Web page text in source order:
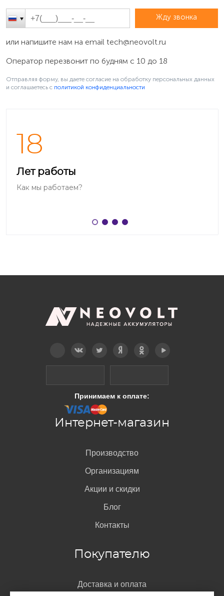
Жду звонка
или напишите нам на email tech@neovolt.ru
Оператор перезвонит по будням с 10 до 18
Отправляя форму, вы даете согласие на обработку персональных данных
и соглашаетесь c политикой конфиденциальности
18
Лет работы
Как мы работаем?
Принимаем к оплате:
Интернет-магазин
Производство
Организациям
Акции и скидки
Блог
Контакты
Покупателю
Доставка и оплата